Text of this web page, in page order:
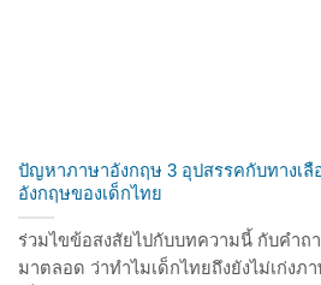
ปัญหาภาษาอังกฤษ 3 อุปสรรคกับทางเ
อังกฤษของเด็กไทย
ร่วมไขข้อสงสัยไปกับบทความนี้ กับคำ
มาตลอด ว่าทำไมเด็กไทยถึงยังไม่เก่งภ